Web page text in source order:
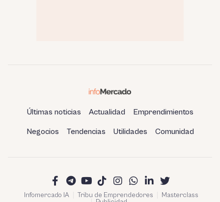
Últimas noticias Actualidad Emprendimientos
Negocios Tendencias Utilidades Comunidad
Infomercado IA Tribu de Emprendedores
Masterclass